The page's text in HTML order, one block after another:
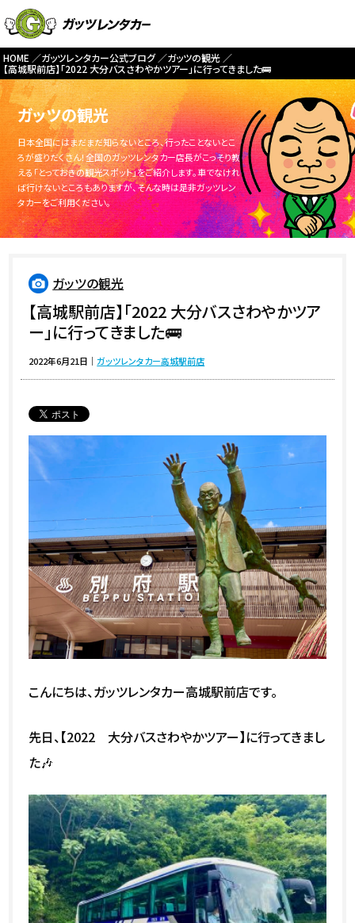
HOME ガッツレンタカー公式ブログ
ガッツの観光
【高城駅前店】「2022 大分バスさわやかツアー」に行ってきました🚌
ガッツの観光
日本全国にはまだまだ知らないところ、行ったことないとこ
ろが盛りだくさん！全国のガッツレンタカー店長がこっそり教
える「とっておきの観光スポット」をご紹介します。車でなけれ
ば行けないところもありますが、そんな時は是非ガッツレン
タカーをご利用ください。
ガッツの観光
【高城駅前店】「2022 大分バスさわやかツア
ー」に行ってきました🚌
2022年6月21日 ｜ガッツレンタカー高城駅前店
こんにちは、ガッツレンタカー高城駅前店です。
先日、【2022 大分バスさわやかツアー】に行ってきまし
た🎶